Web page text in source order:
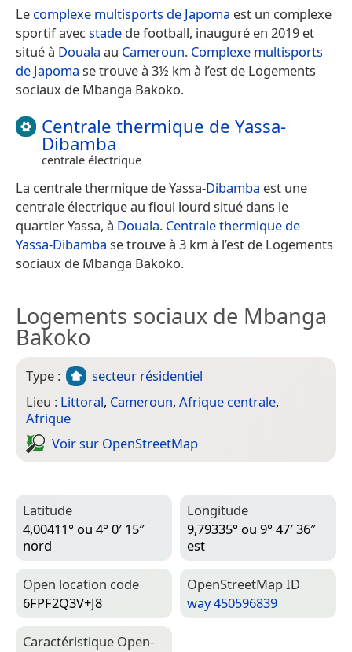
Le complexe multisports de Japoma est un complexe
sportif avecstade de football, inauguré en 2019 et
situé à Douala au Cameroun. Complexe multisports
de Japoma se trouve à 3½ km à l’est de Logements
sociaux de Mbanga Bakoko.
Centrale thermique de Yassa-
Dibamba
centrale électrique
La centrale thermique de Yassa-Dibamba est une
centrale électrique au fioul lourd situé dans le
quartier Yassa, à Douala. Centrale thermique de
Yassa-Dibamba se trouve à 3 km à l’est de Logements
sociaux de Mbanga Bakoko.
Logements sociaux de Mbanga
Bakoko
Type :
secteur résidentiel
Lieu : Littoral, Cameroun, Afrique centrale,
Afrique
Voir sur Open­Street­Map
Latitude
4,00411° ou 4° 0′ 15″
nord
Longitude
9,79335° ou 9° 47′ 36″
est
Open location code
6FPF2Q3V+J8
Open­Street­Map ID
way 450596839
Caractéristique Open­